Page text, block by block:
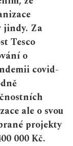
jindy. Za
Tesco
o
covid-
ale o svou
projekty
000 Kč.